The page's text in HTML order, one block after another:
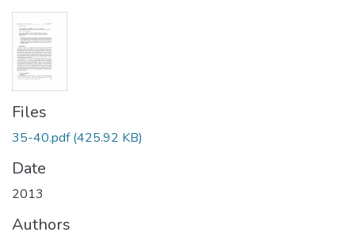
Files
35-40.pdf(425.92 KB)
Date
2013
Authors